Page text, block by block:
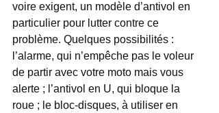
voire exigent, un modèle d’antivol en
particulier pour lutter contre ce
problème. Quelques possibilités :
l’alarme, qui n’empêche pas le voleur
de partir avec votre moto mais vous
alerte ; l’antivol en U, qui bloque la
roue ; le bloc-disques, à utiliser en